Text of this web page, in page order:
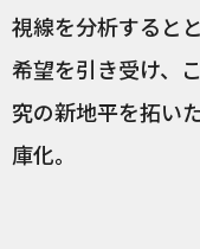
視線を分析すると
希望を引き受け、
究の新地平を拓い
庫化。